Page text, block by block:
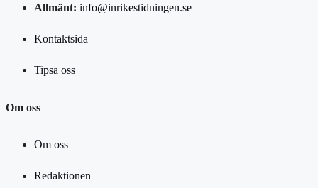
Allmänt: info@inrikestidningen.se
Kontaktsida
Tipsa oss
Om oss
Om oss
Redaktionen